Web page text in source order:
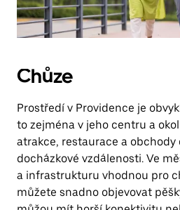
Chůze
Prostředí v Providence je
to zejména v jeho centru a
atrakce, restaurace a obchody
docházkové vzdálenosti. Ve
a infrastrukturu vhodnou pro
můžete snadno objevovat